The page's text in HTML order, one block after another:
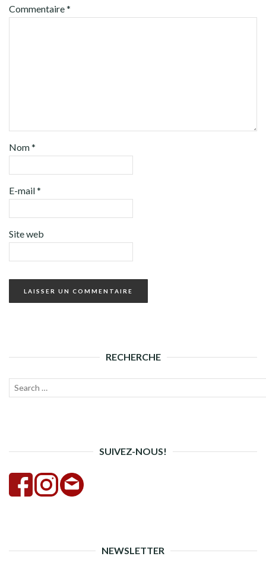
Commentaire*
Nom*
E-mail*
Site web
RECHERCHE
Recherche
SUIVEZ-NOUS!
NEWSLETTER